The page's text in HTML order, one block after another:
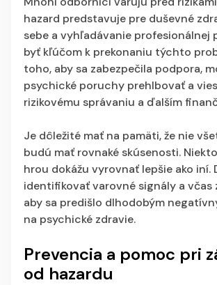
hazard predstavuje pre duševné
sebe a vyhľadávanie profesionálnej
byť kľúčom k prekonaniu týchto
toho, aby sa zabezpečila podpora,
psychické poruchy prehlbovať a
rizikovému správaniu a ďalším
Je dôležité mať na pamäti, že nie
budú mať rovnaké skúsenosti.
hrou dokážu vyrovnať lepšie ako iní.
identifikovať varovné signály a včas
aby sa predišlo dlhodobým
na psychické zdravie.
Prevencia a pomoc pri
od hazardu